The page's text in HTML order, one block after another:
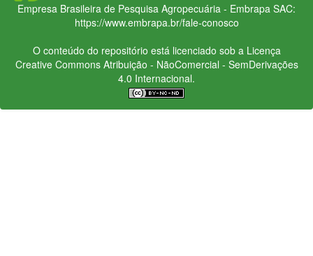
Empresa Brasileira de Pesquisa Agropecuária - Embrapa SAC:
https://www.embrapa.br/fale-conosco
O conteúdo do repositório está licenciado sob a Licença
Creative CommonsAtribuição - NãoComercial - SemDerivações
4.0 Internacional.